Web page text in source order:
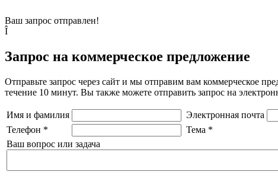
Ваш запрос отправлен!
Î
Запрос на коммерческое предложение
Отправьте запрос через сайт и мы отправим вам коммерческое
течение 10 минут. Вы также можете отправить запрос на
Имя и фамилия
Электронная почта
Телефон * Тема *
Ваш вопрос или задача